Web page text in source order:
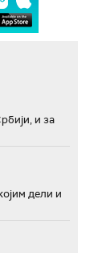
и за
дели и